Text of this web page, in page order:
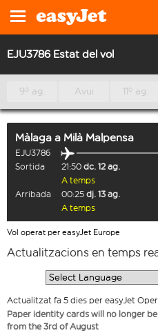
EJU3786 Estat del vol
9º ag. Avui 11º ag.
Màlaga a Milà Malpensa
EJU3786
Sortida
21:50 dc. 12 ag.
A temps
Arribada
00:25 dj. 13 ag.
A temps
Vol operat per easyJet Europe
Actualitzacions en temps
Actualitzat fa 5 dies per easyJet
Paper identity cards will no longer
from the 3rd of August